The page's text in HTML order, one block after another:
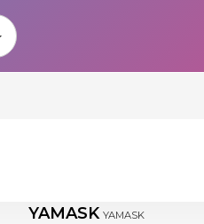
Toggle Dropdown
YAMASK YAMASK